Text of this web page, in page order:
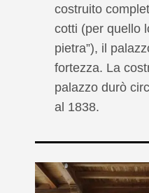
costruito
cotti (per quello
pietra”), il
fortezza. La
palazzo durò
al 1838.